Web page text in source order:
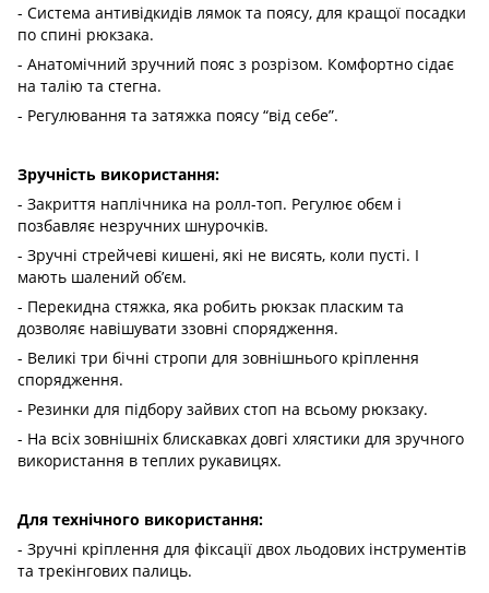
- Система антивідкидів лямок та поясу, для кращої посадки
по спині рюкзака.
- Анатомічний зручний пояс з розрізом. Комфортно сідає
на талію та стегна.
- Регулювання та затяжка поясу “від себе”.
Зручність використання:
- Закриття наплічника на ролл-топ. Регулює обєм і
позбавляє незручних шнурочків.
- Зручні стрейчеві кишені, які не висять, коли пусті. І
мають шалений об’єм.
- Перекидна стяжка, яка робить рюкзак пласким та
дозволяє навішувати ззовні спорядження.
- Великі три бічні стропи для зовнішнього кріплення
спорядження.
- Резинки для підбору зайвих стоп на всьому рюкзаку.
- На всіх зовнішніх блискавках довгі хлястики для зручного
використання в теплих рукавицях.
Для технічного використання:
- Зручні кріплення для фіксації двох льодових інструментів
та трекінгових палиць.